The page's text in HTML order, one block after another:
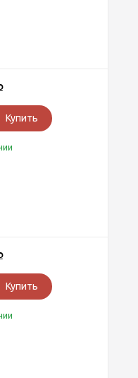
Купить
Купить